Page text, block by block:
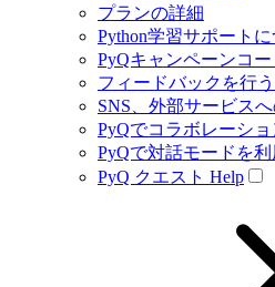
プランの詳細
Python学習サポート
PyQキャンペーンコ
フィードバックを行
SNS、外部サービス
PyQでコラボレーシ
PyQで対話モードを
PyQ クエスト Help